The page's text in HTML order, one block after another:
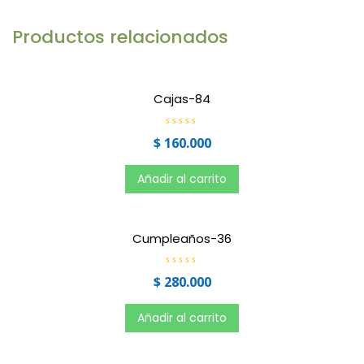
Productos relacionados
Cajas-84
V
a
o
r
a
d
0
d
5
$160.000
Añadir al carrito
Cumpleaños-36
V
a
o
r
a
d
$280.000
Añadir al carrito